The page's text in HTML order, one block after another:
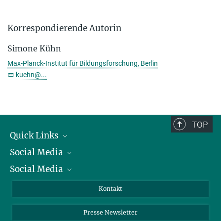
Korrespondierende Autorin
Simone Kühn
Max-Planck-Institut für Bildungsforschung, Berlin
kuehn@...
TOP
Quick Links
Präsident
Zahlen und Fakten
Meldestelle Fehlverhalten
Social Media
Bluesky
TikTok
Social Media
Instagram
YouTube
Kontakt
Presse Newsletter